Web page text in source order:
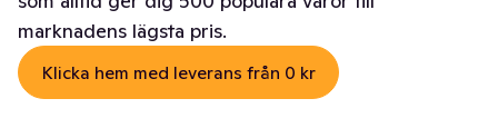
marknadens lägsta pris.
Klicka hem med leverans från 0 kr